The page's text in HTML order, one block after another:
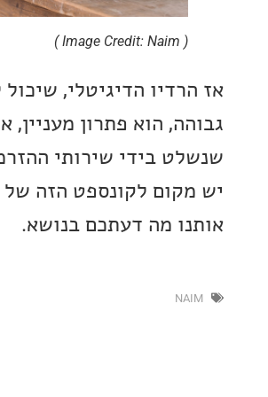
הדיגיטלי, שיכול לשדר
הוא פתרון מעניין, אך בעולם
בידי שירותי ההזרמה, האם
לקונספט הזה של רדיו?
מה דעתכם בנושא.